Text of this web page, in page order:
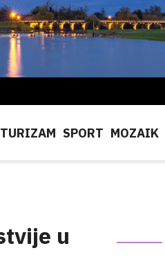
TURIZAM SPORT MOZAIK
u